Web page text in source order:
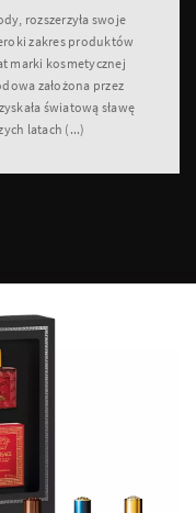
rozszerzyła swoje
zakres produktów
marki kosmetycznej
założona przez
światową sławę
latach (...)